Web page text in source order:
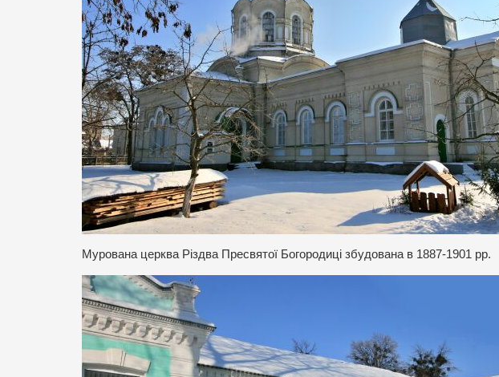
Мурована церква Різдва Пресвятої Богородиці збудована в 1887-1901 рр.